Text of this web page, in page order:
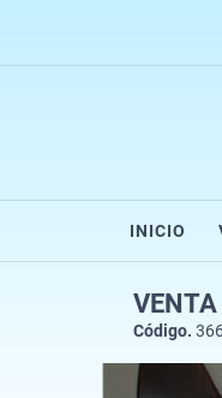
INICIO
Código.